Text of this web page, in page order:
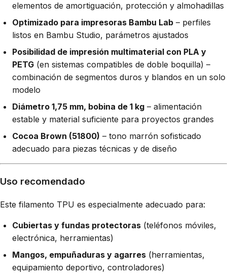
elementos de amortiguación, protección y almohadillas
Optimizado para impresoras Bambu Lab – perfiles
listos en Bambu Studio, parámetros ajustados
Posibilidad de impresión multimaterial con PLA y
PETG (en sistemas compatibles de doble boquilla) –
combinación de segmentos duros y blandos en un solo
modelo
Diámetro 1,75 mm, bobina de 1 kg – alimentación
estable y material suficiente para proyectos grandes
Cocoa Brown (51800) – tono marrón sofisticado
adecuado para piezas técnicas y de diseño
Uso recomendado
Este filamento TPU es especialmente adecuado para:
Cubiertas y fundas protectoras (teléfonos móviles,
electrónica, herramientas)
Mangos, empuñaduras y agarres (herramientas,
equipamiento deportivo, controladores)